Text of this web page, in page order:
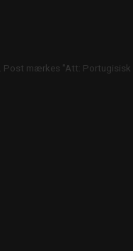
Post mærkes "Att: